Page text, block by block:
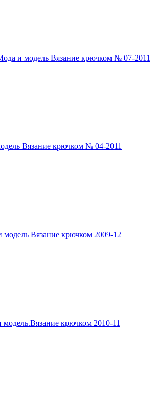
и модель Вязание крючком № 07-2011
Вязание крючком № 04-2011
Вязание крючком 2009-12
крючком 2010-11